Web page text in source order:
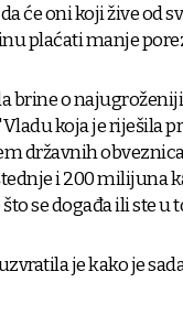
će oni koji žive od
plaćati manje
brine o
koja je riješila
državnih
i 200 milijuna
se događa ili ste
je kako je